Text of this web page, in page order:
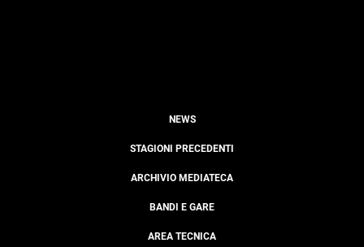
NEWS
STAGIONI PRECEDENTI
ARCHIVIO MEDIATECA
BANDI E GARE
AREA TECNICA